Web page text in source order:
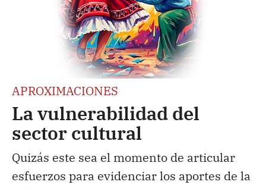
APROXIMACIONES
La vulnerabilidad del
sector cultural
Quizás este sea el momento de articular
esfuerzos para evidenciar los aportes de la